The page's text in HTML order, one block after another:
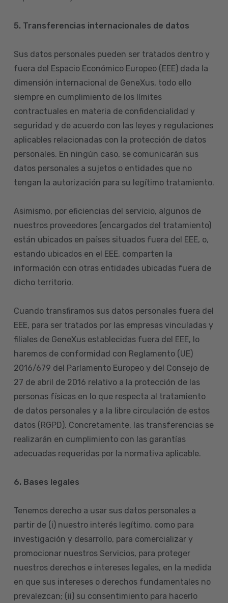
5. Transferencias internacionales de datos
Sus datos personales pueden ser tratados dentro y
fuera del Espacio Económico Europeo (EEE) dada la
dimensión internacional de GeneXus, todo ello
siempre en cumplimiento de los límites
contractuales en materia de confidencialidad y
seguridad y de acuerdo con las leyes y regulaciones
aplicables relacionadas con la protección de datos
personales. En ningún caso, se comunicarán sus
datos personales a sujetos o entidades que no
tengan la autorización para su legítimo tratamiento.
Asimismo, por eficiencias del servicio, algunos de
nuestros proveedores (encargados del tratamiento)
están ubicados en países situados fuera del EEE, o,
estando ubicados en el EEE, comparten la
información con otras entidades ubicadas fuera de
dicho territorio.
Cuando transfiramos sus datos personales fuera del
EEE, para ser tratados por las empresas vinculadas y
filiales de GeneXus establecidas fuera del EEE, lo
haremos de conformidad con Reglamento (UE)
2016/679 del Parlamento Europeo y del Consejo de
27 de abril de 2016 relativo a la protección de las
personas físicas en lo que respecta al tratamiento
de datos personales y a la libre circulación de estos
datos (RGPD). Concretamente, las transferencias se
realizarán en cumplimiento con las garantías
adecuadas requeridas por la normativa aplicable.
6. Bases legales
Tenemos derecho a usar sus datos personales a
partir de (i) nuestro interés legítimo, como para
investigación y desarrollo, para comercializar y
promocionar nuestros Servicios, para proteger
nuestros derechos e intereses legales, en la medida
en que sus intereses o derechos fundamentales no
prevalezcan; (ii) su consentimiento para hacerlo